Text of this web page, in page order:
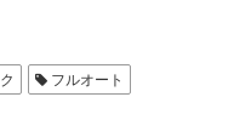
フルオート